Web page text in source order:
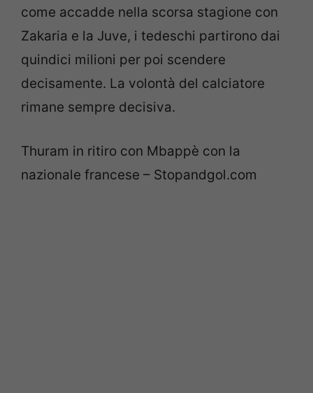
come accadde nella scorsa stagione con
Zakaria e la Juve, i tedeschi partirono dai
quindici milioni per poi scendere
decisamente. La volontà del calciatore
rimane sempre decisiva.
Thuram in ritiro con Mbappè con la
nazionale francese – Stopandgol.com